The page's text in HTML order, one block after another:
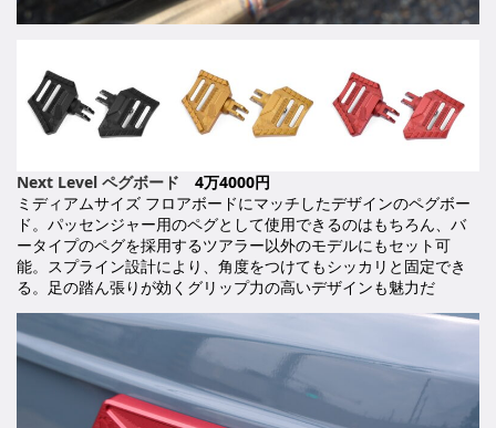
Next Level ペグボード 4万4000円
ミディアムサイズ フロアボードにマッチしたデザインのペグボー
ド。パッセンジャー用のペグとして使用できるのはもちろん、バ
ータイプのペグを採用するツアラー以外のモデルにもセット可
能。スプライン設計により、角度をつけてもシッカリと固定でき
る。足の踏ん張りが効くグリップ力の高いデザインも魅力だ